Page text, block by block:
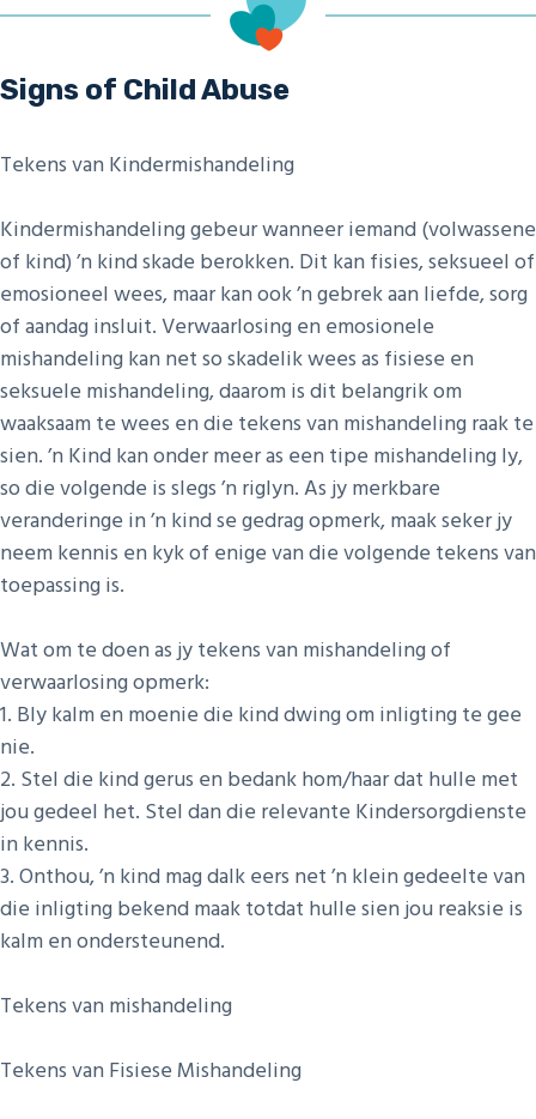
Signs of Child Abuse
Tekens van Kindermishandeling
Kindermishandeling gebeur wanneer iemand (volwassene
of kind) ’n kind skade berokken. Dit kan fisies, seksueel of
emosioneel wees, maar kan ook ’n gebrek aan liefde, sorg
of aandag insluit. Verwaarlosing en emosionele
mishandeling kan net so skadelik wees as fisiese en
seksuele mishandeling, daarom is dit belangrik om
waaksaam te wees en die tekens van mishandeling raak te
sien. ’n Kind kan onder meer as een tipe mishandeling ly,
so die volgende is slegs ’n riglyn. As jy merkbare
veranderinge in ’n kind se gedrag opmerk, maak seker jy
neem kennis en kyk of enige van die volgende tekens van
toepassing is.
Wat om te doen as jy tekens van mishandeling of
verwaarlosing opmerk:
1. Bly kalm en moenie die kind dwing om inligting te gee
nie.
2. Stel die kind gerus en bedank hom/haar dat hulle met
jou gedeel het. Stel dan die relevante Kindersorgdienste
in kennis.
3. Onthou, ’n kind mag dalk eers net ’n klein gedeelte van
die inligting bekend maak totdat hulle sien jou reaksie is
kalm en ondersteunend.
Tekens van mishandeling
Tekens van Fisiese Mishandeling